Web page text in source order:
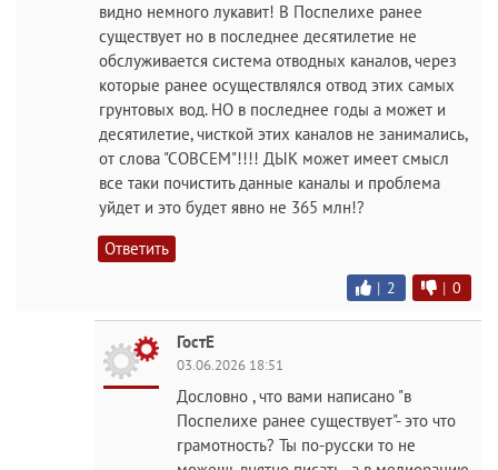
видно немного лукавит! В Поспелихе ранее
существует но в последнее десятилетие не
обслуживается система отводных каналов, через
которые ранее осуществлялся отвод этих самых
грунтовых вод. НО в последнее годы а может и
десятилетие, чисткой этих каналов не занимались,
от слова "СОВСЕМ"!!!! ДЫК может имеет смысл
все таки почистить данные каналы и проблема
уйдет и это будет явно не 365 млн!?
Ответить
| 2 | 0
ГостЕ
03.06.2026 18:51
Дословно , что вами написано "в
Поспелихе ранее существует"- это что
грамотность? Ты по-русски то не